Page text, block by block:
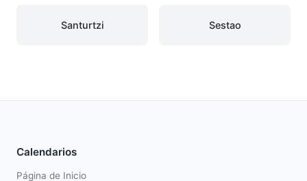
Santurtzi Sestao
Calendarios
Página de Inicio